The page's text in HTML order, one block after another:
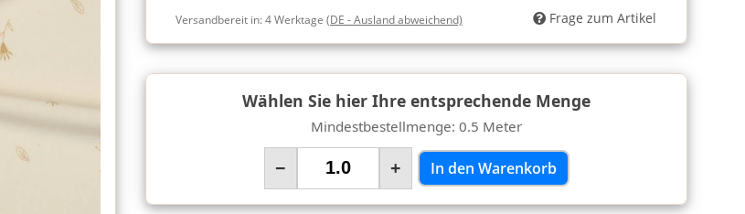
Versandbereit in:4 Werktage (DE - Ausland abweichend) Frage zum Artikel
Wählen Sie hier Ihre entsprechende Menge
Mindestbestellmenge: 0.5 Meter
− + In den Warenkorb